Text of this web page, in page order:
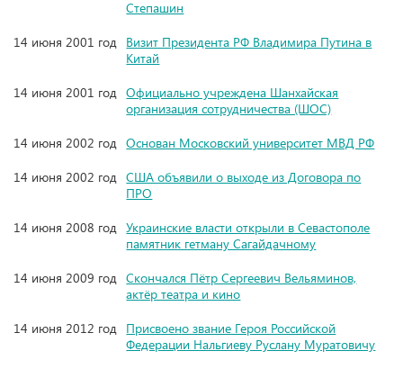
Степашин
14 июня 2001 год Визит Президента РФ Владимира Путина в
Китай
14 июня 2001 год Официально учреждена Шанхайская
организация сотрудничества (ШОС)
14 июня 2002 год Основан Московский университет МВД РФ
14 июня 2002 год США объявили о выходе из Договора по
ПРО
14 июня 2008 год Украинские власти открыли в Севастополе
памятник гетману Сагайдачному
14 июня 2009 год Скончался Пётр Сергеевич Вельяминов,
актёр театра и кино
14 июня 2012 год Присвоено звание Героя Российской
Федерации Нальгиеву Руслану Муратовичу